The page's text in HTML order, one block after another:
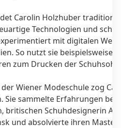
Carolin Holzhuber
Technologien und
mit digitalen
So nutzt sie beispielsweise
zum Drucken der
Wiener Modeschule zog
Sie sammelte Erfahrungen bei
britischen Schuhdesignerin
und absolvierte ihren Master